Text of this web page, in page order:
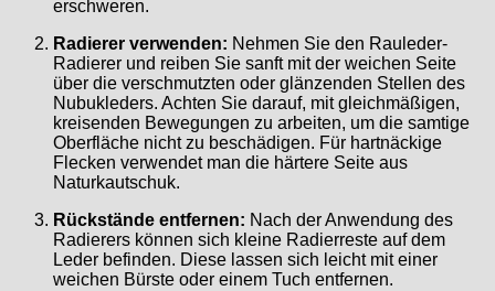
erschweren.
Radierer verwenden: Nehmen Sie den Rauleder-
Radierer und reiben Sie sanft mit der weichen Seite
über die verschmutzten oder glänzenden Stellen des
Nubukleders. Achten Sie darauf, mit gleichmäßigen,
kreisenden Bewegungen zu arbeiten, um die samtige
Oberfläche nicht zu beschädigen. Für hartnäckige
Flecken verwendet man die härtere Seite aus
Naturkautschuk.
Rückstände entfernen: Nach der Anwendung des
Radierers können sich kleine Radierreste auf dem
Leder befinden. Diese lassen sich leicht mit einer
weichen Bürste oder einem Tuch entfernen.